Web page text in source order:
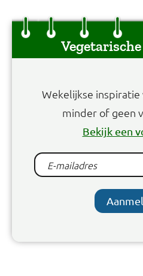
Wekelijkse
minder of geen
Bekijk een